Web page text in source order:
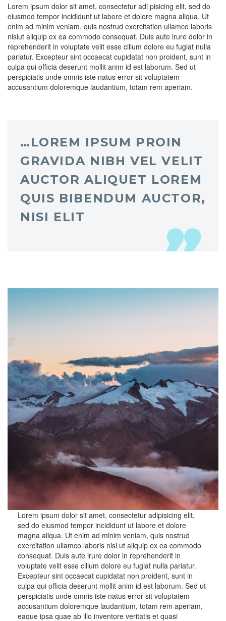
Lorem ipsum dolor sit amet, consectetur adi pisicing elit, sed do
eiusmod tempor incididunt ut labore et dolore magna aliqua. Ut
enim ad minim veniam, quis nostrud exercitation ullamco laboris
nisiut aliquip ex ea commodo consequat. Duis aute irure dolor in
reprehenderit in voluptate velit esse cillum dolore eu fugiat nulla
pariatur. Excepteur sint occaecat cupidatat non proident, sunt in
culpa qui officia deserunt mollit anim id est laborum. Sed ut
perspiciatis unde omnis iste natus error sit voluptatem
accusantium doloremque laudantium, totam rem aperiam.
…LOREM IPSUM PROIN
GRAVIDA NIBH VEL VELIT
AUCTOR ALIQUET LOREM
QUIS BIBENDUM AUCTOR,
NISI ELIT
Lorem ipsum dolor sit amet, consectetur adipisicing elit,
sed do eiusmod tempor incididunt ut labore et dolore
magna aliqua. Ut enim ad minim veniam, quis nostrud
exercitation ullamco laboris nisi ut aliquip ex ea commodo
consequat. Duis aute irure dolor in reprehenderit in
voluptate velit esse cillum dolore eu fugiat nulla pariatur.
Excepteur sint occaecat cupidatat non proident, sunt in
culpa qui officia deserunt mollit anim id est laborum. Sed ut
perspiciatis unde omnis iste natus error sit voluptatem
accusantium doloremque laudantium, totam rem aperiam,
eaque ipsa quae ab illo inventore veritatis et quasi